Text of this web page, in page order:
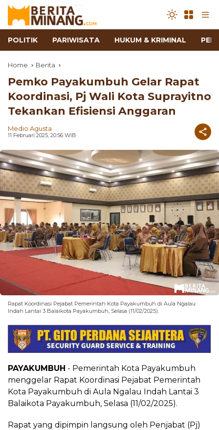
POLITIK PARIWISATA HUKUM & KRIMINAL
Home Berita
Pemko Payakumbuh Gelar Rapat
Koordinasi, Pj Wali Kota Suprayitno
Tekankan Efisiensi Anggaran
Medio Agusta
11 Februari 2025, 20:56 WIB
Rapat Koordinasi Pejabat Pemerintah Kota Payakumbuh di Aula Ngalau
Indah Lantai 3 Balaikota Payakumbuh, Selasa (11/02/2025).
PAYAKUMBUH - Pemerintah Kota Payakumbuh
menggelar Rapat Koordinasi Pejabat Pemerintah
Kota Payakumbuh di Aula Ngalau Indah Lantai 3
Balaikota Payakumbuh, Selasa (11/02/2025).
Rapat yang dipimpin langsung oleh Penjabat (Pj)